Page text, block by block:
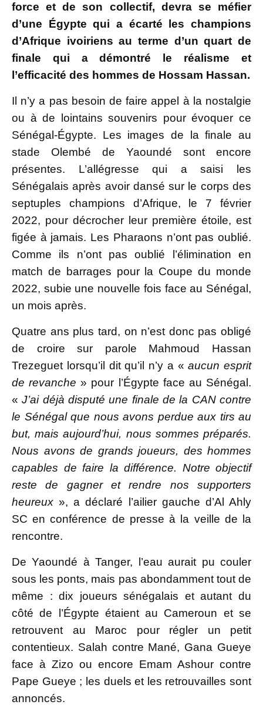
force et de son collectif, devra se méfier
d’une Égypte qui a écarté les champions
d’Afrique ivoiriens au terme d’un quart de
finale qui a démontré le réalisme et
l’efficacité des hommes de Hossam Hassan.
Il n’y a pas besoin de faire appel à la nostalgie
ou à de lointains souvenirs pour évoquer ce
Sénégal-Égypte. Les images de la finale au
stade Olembé de Yaoundé sont encore
présentes. L’allégresse qui a saisi les
Sénégalais après avoir dansé sur le corps des
septuples champions d’Afrique, le 7 février
2022, pour décrocher leur première étoile, est
figée à jamais. Les Pharaons n’ont pas oublié.
Comme ils n’ont pas oublié l’élimination en
match de barrages pour la Coupe du monde
2022, subie une nouvelle fois face au Sénégal,
un mois après.
Quatre ans plus tard, on n’est donc pas obligé
de croire sur parole Mahmoud Hassan
Trezeguet lorsqu’il dit qu’il n’y a «aucun esprit
de revanche » pour l’Égypte face au Sénégal.
«J’ai déjà disputé une finale de la CAN contre
le Sénégal que nous avons perdue aux tirs au
but, mais aujourd’hui, nous sommes préparés.
Nous avons de grands joueurs, des hommes
capables de faire la différence. Notre objectif
reste de gagner et rendre nos supporters
heureux », a déclaré l’ailier gauche d’Al Ahly
SC en conférence de presse à la veille de la
rencontre.
De Yaoundé à Tanger, l’eau aurait pu couler
sous les ponts, mais pas abondamment tout de
même : dix joueurs sénégalais et autant du
côté de l’Égypte étaient au Cameroun et se
retrouvent au Maroc pour régler un petit
contentieux. Salah contre Mané, Gana Gueye
face à Zizo ou encore Emam Ashour contre
Pape Gueye ; les duels et les retrouvailles sont
annoncés.